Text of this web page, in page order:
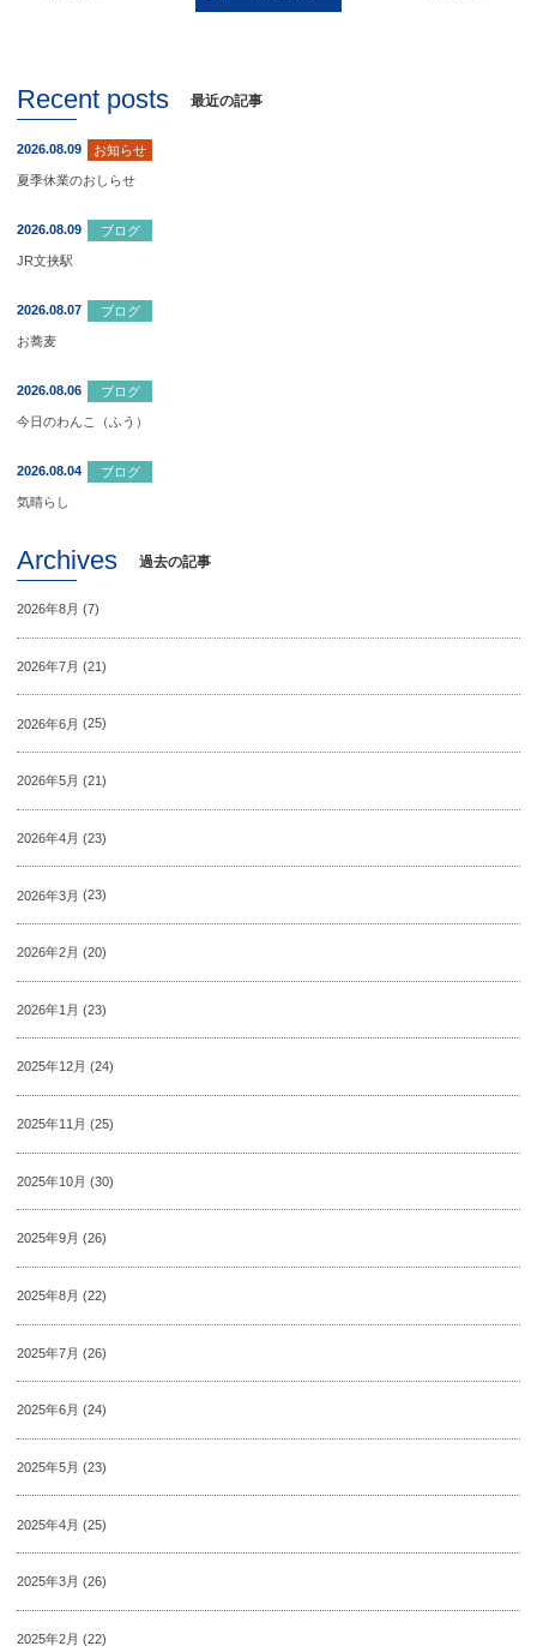
Recent posts 最近の記事
2026.08.09 お知らせ
夏季休業のおしらせ
2026.08.09 ブログ
JR文挟駅
2026.08.07 ブログ
お蕎麦
2026.08.06 ブログ
今日のわんこ（ふう）
2026.08.04 ブログ
気晴らし
Archives 過去の記事
2026年8月 (7)
2026年7月 (21)
2026年6月 (25)
2026年5月 (21)
2026年4月 (23)
2026年3月 (23)
2026年2月 (20)
2026年1月 (23)
2025年12月 (24)
2025年11月 (25)
2025年10月 (30)
2025年9月 (26)
2025年8月 (22)
2025年7月 (26)
2025年6月 (24)
2025年5月 (23)
2025年4月 (25)
2025年3月 (26)
2025年2月 (22)